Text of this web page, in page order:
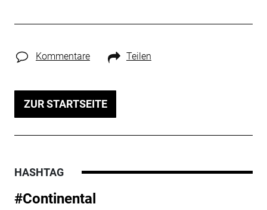
Kommentare Teilen
ZUR STARTSEITE
HASHTAG
#Continental